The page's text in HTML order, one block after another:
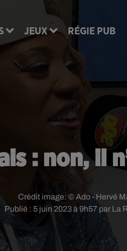
JEUX RÉGIE PUB
: non, il
Publié : 5 juin 2023 à 9h57 par La
Crédit image: © Ado - Hervé